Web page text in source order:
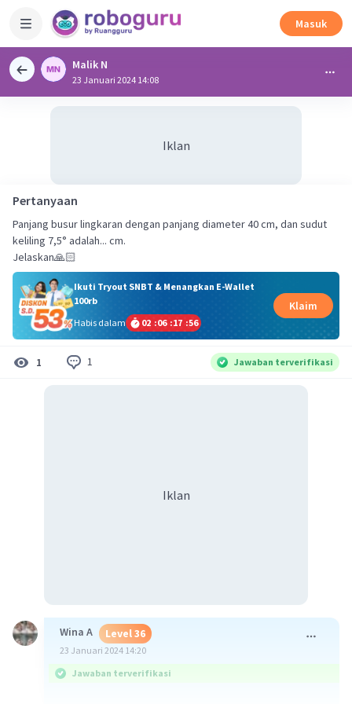
Masuk
Malik N
23 Januari 2024 14:08
Iklan
Pertanyaan
Panjang busur lingkaran dengan panjang diameter 40 cm, dan sudut
keliling 7,5° adalah... cm.
Jelaskan🙏🏻
Ikuti Tryout SNBT & Menangkan E-Wallet
100rb
Habis dalam
02 :06 :17 :55
Klaim
1 1 Jawaban terverifikasi
Iklan
Wina A Level 36
23 Januari 2024 14:20
Jawaban terverifikasi